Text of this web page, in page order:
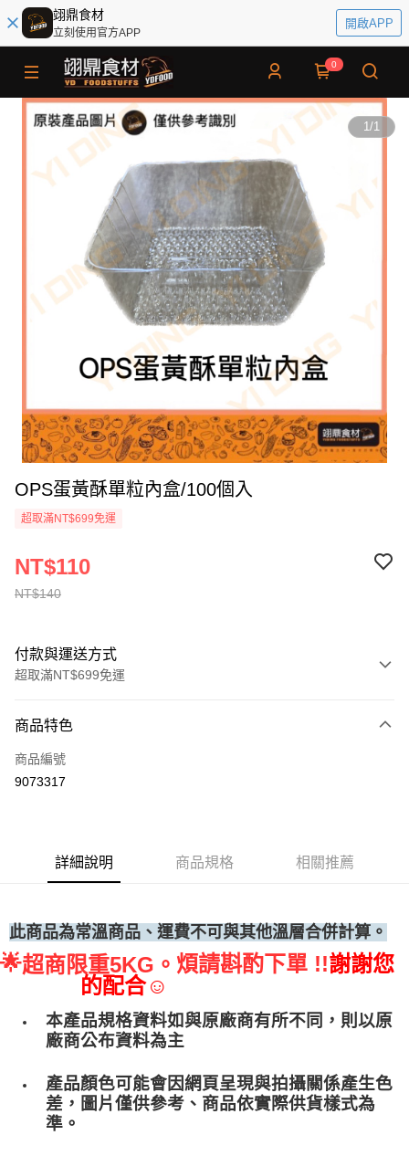
翊鼎食材
立刻使用官方APP
開啟APP
0
1/1
OPS蛋黃酥單粒內盒/100個入
超取滿NT$699免運
NT$140
NT$110
付款與運送方式
超取滿NT$699免運
信用卡一次付款
Apple Pay
每筆NT$60，滿NT$699(含以上)免運費
每筆NT$60，滿NT$699(含以上)免運費
(請點開選項勾選)
每筆NT$250
商品特色
商品編號
9073317
詳細說明 商品規格 相關推薦
此商品為常溫商品、運費不可與其他溫層合併計算。
🌟超商限重5KG。 煩請斟酌下單 !!謝謝您
的配合☺
本產品規格資料如與原廠商有所不同，則以原
廠商公布資料為主
產品顏色可能會因網頁呈現與拍攝關係產生色
差，圖片僅供參考、商品依實際供貨樣式為
準。